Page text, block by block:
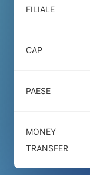
FILIALE
CAP
PAESE
MONEY
TRANSFER